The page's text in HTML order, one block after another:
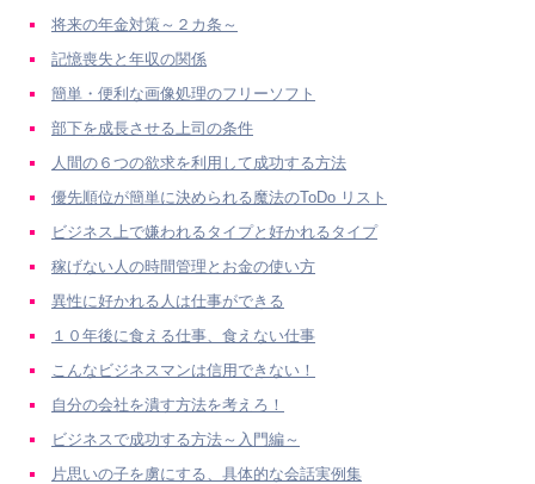
将来の年金対策～２カ条～
記憶喪失と年収の関係
簡単・便利な画像処理のフリーソフト
部下を成長させる上司の条件
人間の６つの欲求を利用して成功する方法
優先順位が簡単に決められる魔法のToDo リスト
ビジネス上で嫌われるタイプと好かれるタイプ
稼げない人の時間管理とお金の使い方
異性に好かれる人は仕事ができる
１０年後に食える仕事、食えない仕事
こんなビジネスマンは信用できない！
自分の会社を潰す方法を考えろ！
ビジネスで成功する方法～入門編～
片思いの子を虜にする、具体的な会話実例集